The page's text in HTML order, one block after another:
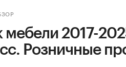
мебели 2017-
Розничные